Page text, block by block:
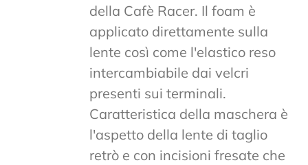
della Cafè Racer. Il foam è
applicato direttamente sulla
lente così come l'elastico reso
intercambiabile dai velcri
presenti sui terminali.
Caratteristica della maschera è
l'aspetto della lente di taglio
retrò e con incisioni fresate che